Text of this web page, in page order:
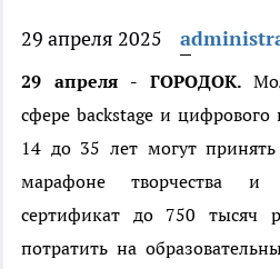
29 апреля 2025
29 апреля - ГОРОДОК.
сфере backstage и цифрового
14 до 35 лет могут принять
марафоне творчества и
сертификат до 750 тысяч
потратить на